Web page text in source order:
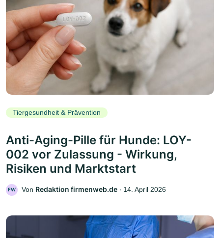
Tiergesundheit & Prävention
Anti-Aging-Pille für Hunde: LOY-
002 vor Zulassung - Wirkung,
Risiken und Marktstart
FW Von Redaktion firmenweb.de ‧ 14. April 2026